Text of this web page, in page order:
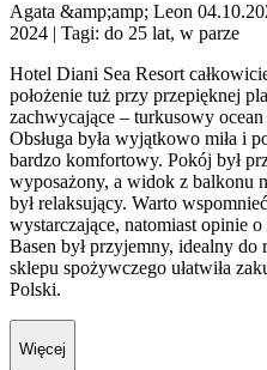
Agata &amp;amp; Leon
2024 | Tagi: do 25 lat, w parze
Hotel Diani Sea Resort
położenie tuż przy przepięknej
zachwycające – turkusowy
Obsługa była wyjątkowo miła i
bardzo komfortowy. Pokój był
wyposażony, a widok z balkonu
był relaksujący. Warto
wystarczające, natomiast opinie
Basen był przyjemny, idealny
sklepu spożywczego ułatwiła
Polski.
Więcej